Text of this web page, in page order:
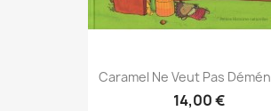
Caramel Ne Veut Pas
14,00 €